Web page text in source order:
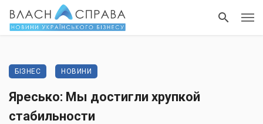
БІЗНЕС НОВИНИ
Яресько: Мы достигли хрупкой
стабильности